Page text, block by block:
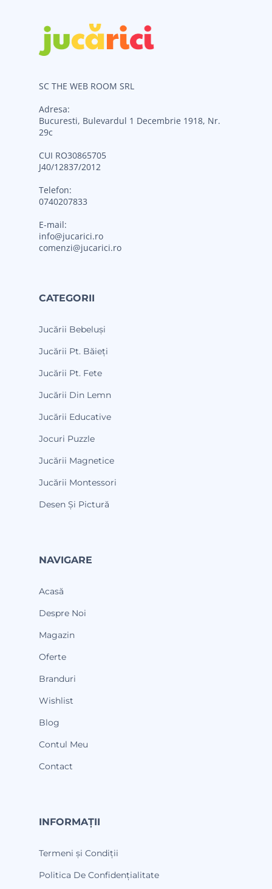
SC THE WEB ROOM SRL
Adresa:
Bucuresti, Bulevardul 1 Decembrie 1918, Nr.
29c
CUI RO30865705
J40/12837/2012
Telefon:
0740207833
E-mail:
info@jucarici.ro
comenzi@jucarici.ro
CATEGORII
Jucării Bebeluși
Jucării Pt. Băieți
Jucării Pt. Fete
Jucării Din Lemn
Jucării Educative
Jocuri Puzzle
Jucării Magnetice
Jucării Montessori
Desen Și Pictură
NAVIGARE
Acasă
Despre Noi
Magazin
Oferte
Branduri
Wishlist
Blog
Contul Meu
Contact
INFORMAȚII
Termeni și Condiții
Politica De Confidențialitate